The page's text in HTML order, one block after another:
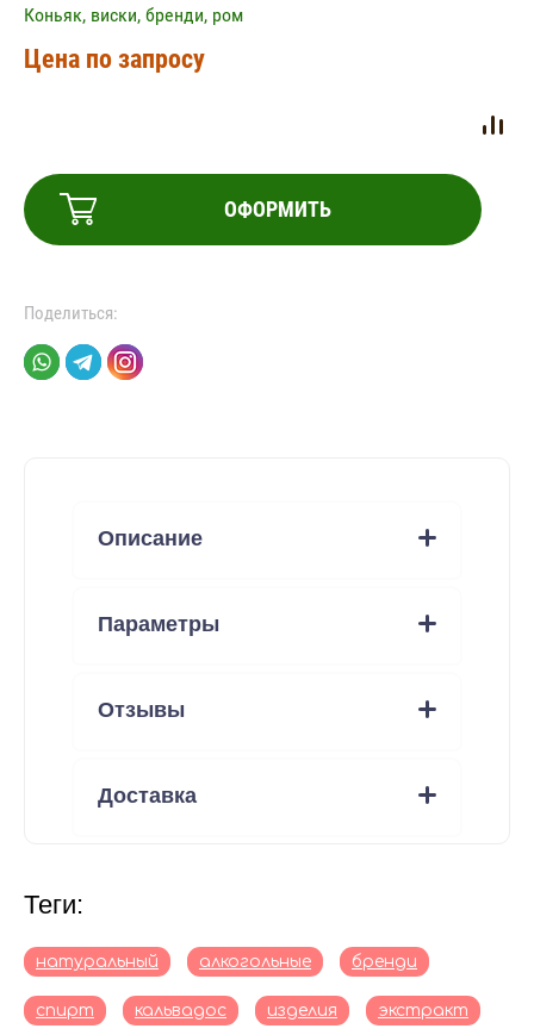
Коньяк, виски, бренди, ром
Цена по запросу
ОФОРМИТЬ
Поделиться:
Описание
Параметры
Отзывы
Доставка
теги:
натуральный алкогольные бренди
спирт кальвадос изделия экстракт